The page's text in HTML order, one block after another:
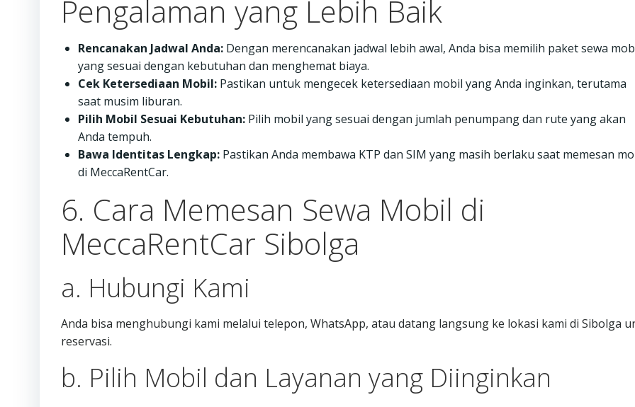
Pengalaman yang Lebih Baik
Rencanakan Jadwal Anda: Dengan merencanakan jadwal lebih awal, Anda bisa memilih paket sewa
yang sesuai dengan kebutuhan dan menghemat biaya.
Cek Ketersediaan Mobil: Pastikan untuk mengecek ketersediaan mobil yang Anda inginkan, terutama
saat musim liburan.
Pilih Mobil Sesuai Kebutuhan: Pilih mobil yang sesuai dengan jumlah penumpang dan rute yang akan
Anda tempuh.
Bawa Identitas Lengkap: Pastikan Anda membawa KTP dan SIM yang masih berlaku saat memesan
di MeccaRentCar.
6. Cara Memesan Sewa Mobil di
MeccaRentCar Sibolga
a. Hubungi Kami
Anda bisa menghubungi kami melalui telepon, WhatsApp, atau datang langsung ke lokasi kami di Sibolga
reservasi.
b. Pilih Mobil dan Layanan yang Diinginkan